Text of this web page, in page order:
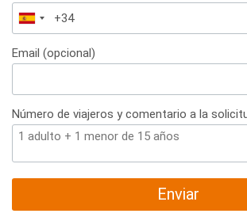
España
+34
Email (opcional)
Número de viajeros y comentario a la
Enviar